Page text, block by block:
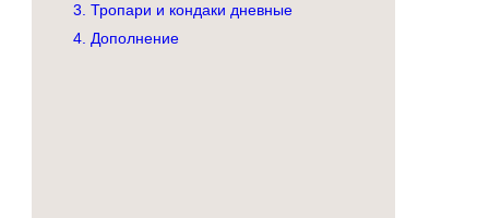
3. Тропари и кондаки дневные
4. Дополнение